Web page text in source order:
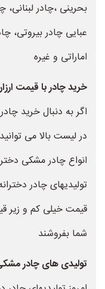
بحرینی ،چادر
عبایی چادر بیروتی،
اماراتی و غیره
خرید چادر با قیمت
اگر به دنبال خرید
در لیست بالا می
انواع چادر مشکی
تولیدیهای چادر
قیمت خیلی کم و زیر
شما بفروشند
تولیدی های چادر